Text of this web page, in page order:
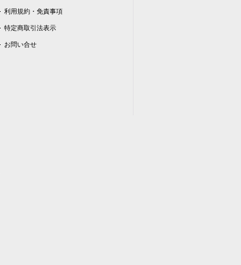
利用規約・免責事項
特定商取引法表示
お問い合せ